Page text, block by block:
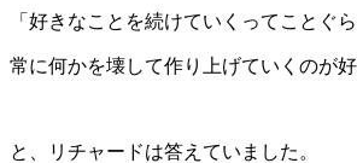
「好きなことを続けていくってことぐら
常に何かを壊して作り上げていくのが好
と、リチャードは答えていました。